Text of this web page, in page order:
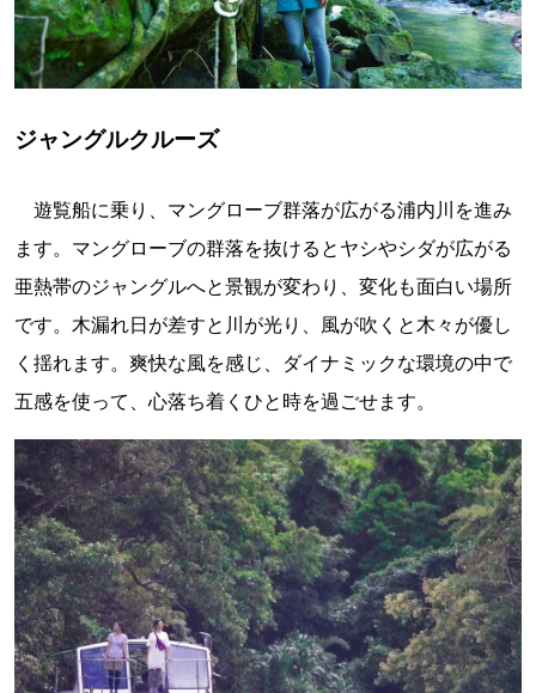
ジャングルクルーズ
遊覧船に乗り、マングローブ群落が広がる浦内川を進み
ます。マングローブの群落を抜けるとヤシやシダが広がる
亜熱帯のジャングルへと景観が変わり、変化も面白い場所
です。木漏れ日が差すと川が光り、風が吹くと木々が優し
く揺れます。爽快な風を感じ、ダイナミックな環境の中で
五感を使って、心落ち着くひと時を過ごせます。